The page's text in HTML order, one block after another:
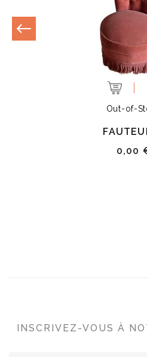
Out-of-
0,00
INSCRIVEZ-VOUS À